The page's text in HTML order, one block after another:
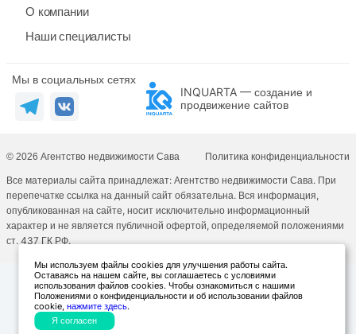
О компании
Наши специалисты
Мы в социальных сетях
INQUARTA — создание и
продвижение сайтов
© 2026 Агентство недвижимости Сава Политика конфиденциальности
Все материалы сайта принадлежат: Агентство недвижимости Сава. При
перепечатке ссылка на данный сайт обязательна. Вся информация,
опубликованная на сайте, носит исключительно информационный
характер и не является публичной офертой, определяемой положениями
ст. 437 ГК РФ.
Мы используем файлы cookies для улучшения работы сайта.
Оставаясь на нашем сайте, вы соглашаетесь с условиями
использования файлов cookies. Чтобы ознакомиться с нашими
Положениями о конфиденциальности и об использовании файлов
cookie, нажмите здесь.
Я согласен